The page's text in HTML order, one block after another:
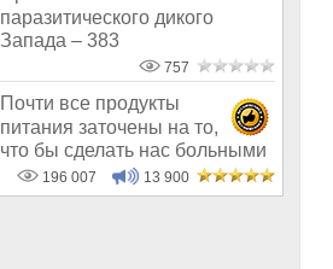
паразитического дикого
Запада – 383
757
Почти все продукты
питания заточены на то,
что бы сделать нас больными
и бесплодным
196 007 13 900